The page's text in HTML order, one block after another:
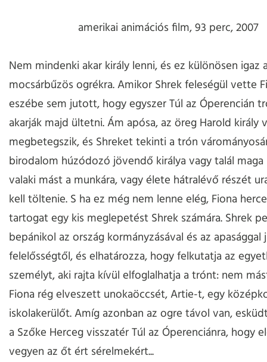
amerikai animációs film, 93 perc, 2007
Nem mindenki akar király lenni, és ez különösen igaz
mocsárbűzös ogrékra. Amikor Shrek feleségül vette
eszébe sem jutott, hogy egyszer Túl az Óperencián
akarják majd ültetni. Ám apósa, az öreg Harold király
megbetegszik, és Shreket tekinti a trón
birodalom húzódozó jövendő királya vagy talál
valaki mást a munkára, vagy élete hátralévő részét
kell töltenie. S ha ez még nem lenne elég, Fiona
tartogat egy kis meglepetést Shrek számára. Shrek
bepánikol az ország kormányzásával és az apasággal
felelősségtől, és elhatározza, hogy felkutatja az
személyt, aki rajta kívül elfoglalhatja a trónt: nem
Fiona rég elveszett unokaöccsét, Artie-t, egy
iskolakerülőt. Amíg azonban az ogre távol van,
a Szőke Herceg visszatér Túl az Óperenciánra, hogy
vegyen az őt ért sérelmekért...